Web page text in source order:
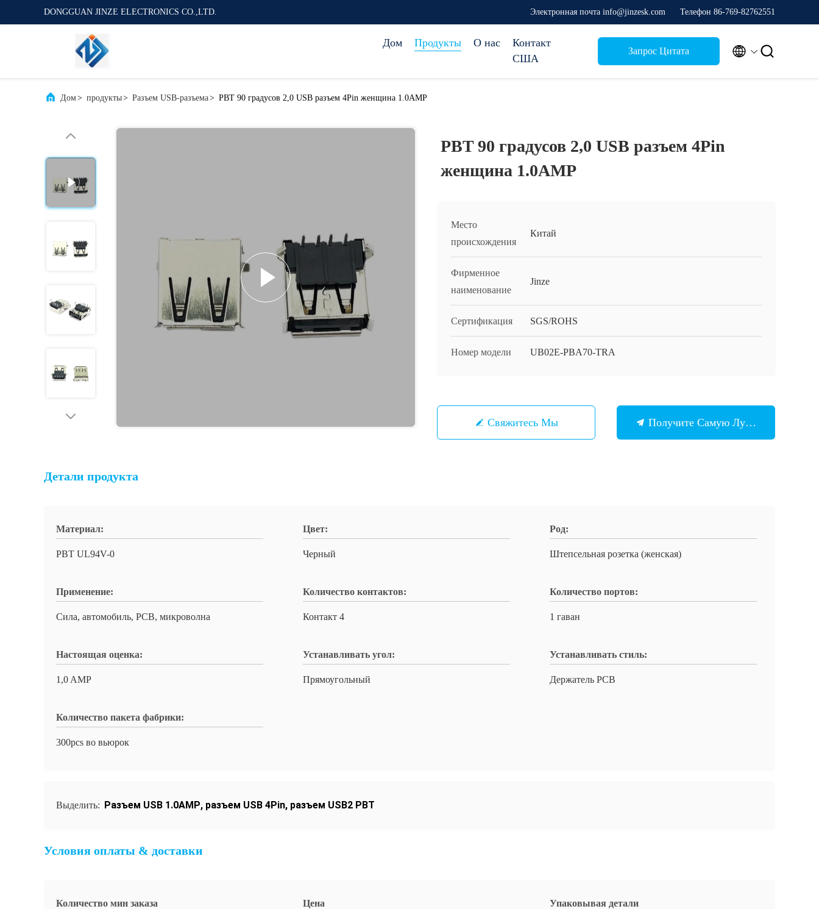
DONGGUAN JINZE ELECTRONICS CO.,LTD. Электронная почта info@jinzesk.com Телефон 86-769-82762551
Дом Продукты О нас
Контакт
США
Запрос Цитата  
Дом> продукты> Разъем USB-разъема> PBT 90 градусов 2,0 USB разъем 4Pin женщина 1.0AMP
PBT 90 градусов 2,0 USB разъем 4Pin
женщина 1.0AMP
Место
происхождения
Китай
Фирменное
наименование
Jinze
Сертификация SGS/ROHS
Номер модели UB02E-PBA70-TRA
Свяжитесь Мы Получите Самую Лучшую Цену
Детали продукта
Материал:
PBT UL94V-0
Цвет:
Черный
Род:
Штепсельная розетка (женская)
Применение:
Сила, автомобиль, PCB, микроволна
Количество контактов:
Контакт 4
Количество портов:
1 гаван
Настоящая оценка:
1,0 AMP
Устанавливать угол:
Прямоугольный
Устанавливать стиль:
Держатель PCB
Количество пакета фабрики:
300pcs во вьюрок
Выделить: Разъем USB 1.0AMP, разъем USB 4Pin, разъем USB2 PBT
Условия оплаты & доставки
Количество мин заказа Цена Упаковывая детали